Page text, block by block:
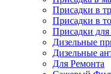
Присадки в
Присадки в
Присадки
Дизельные
Дизельные
Для Ремонта